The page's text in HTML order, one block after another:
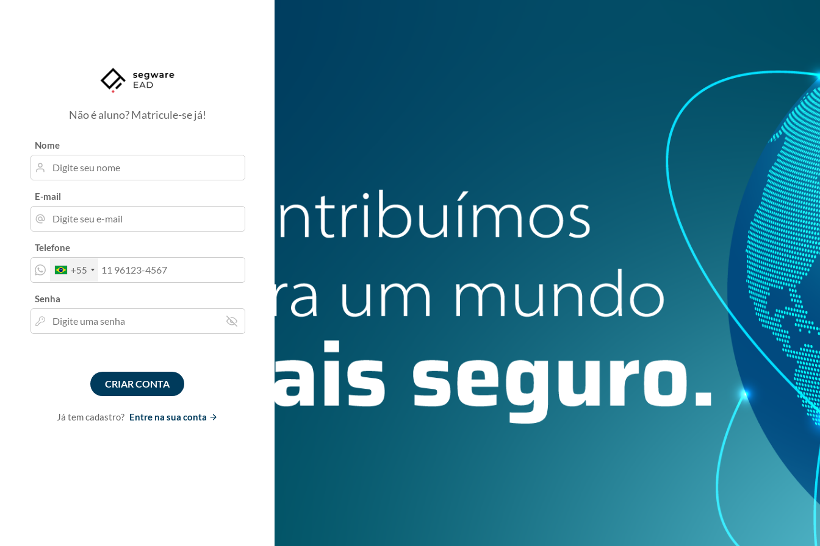
Não é aluno? Matricule-se já!
Nome
E-mail
Telefone
+55
Senha
CRIAR CONTA
Já tem cadastro? Entre na sua conta